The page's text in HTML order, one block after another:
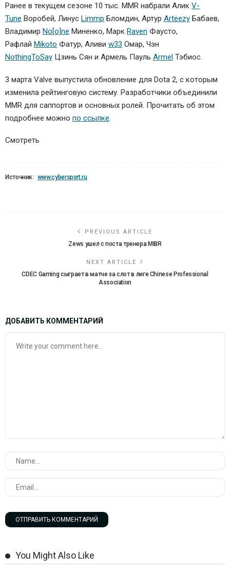
Ранее в текущем сезоне 10 тыс. MMR набрали Алик V-
Tune Воробей, Линус Limmp Бломдин, Артур Arteezy Бабаев,
Владимир No[o]ne Миненко, Марк Raven Фаусто,
Рафлай Mikoto Фатур, Аливи w33 Омар, Чэн
NothingToSay Цзинь Сян и Армель Пауль Armel Тэбиос.
3 марта Valve выпустила обновление для Dota 2, с которым
изменила рейтинговую систему. Разработчики объединили
MMR для саппортов и основных ролей. Прочитать об этом
подробнее можно по ссылке
Смотреть
Источник: www.cybersport.ru
PREVIOUS ARTICLE
Zews ушел c поста тренера MIBR
NEXT ARTICLE
CDEC Gaming сыграет в матче за слот в лиге Chinese Professional
Association
ДОБАВИТЬ КОММЕНТАРИЙ
You Might Also Like